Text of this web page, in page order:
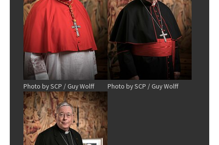
Photo by SCP / Guy Wolff Photo by SCP / Guy Wolff
Show larger version